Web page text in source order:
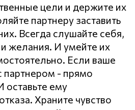
цели и держите их
партнеру заставить
Всегда слушайте себя,
желания. И умейте их
Если ваше
партнером - прямо
оставьте ему
Храните чувство